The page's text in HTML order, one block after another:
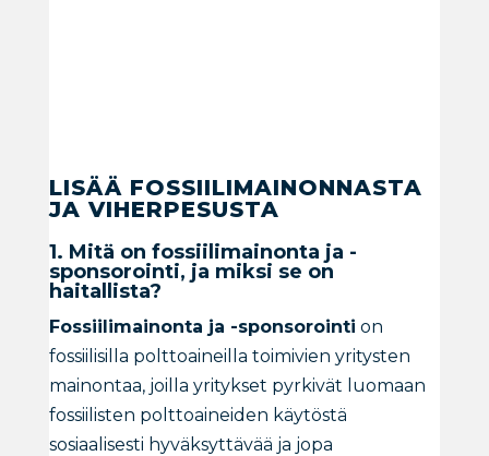
LISÄÄ FOSSIILIMAINONNASTA
JA VIHERPESUSTA
1. Mitä on fossiilimainonta ja -
sponsorointi, ja miksi se on
haitallista?
Fossiilimainonta ja -sponsorointi on
fossiilisilla polttoaineilla toimivien yritysten
mainontaa, joilla yritykset pyrkivät luomaan
fossiilisten polttoaineiden käytöstä
sosiaalisesti hyväksyttävää ja jopa